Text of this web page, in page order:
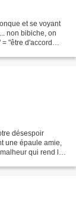
et se voyant
non bibiche, on
"être d'accord
désespoir
une épaule amie,
qui rend le